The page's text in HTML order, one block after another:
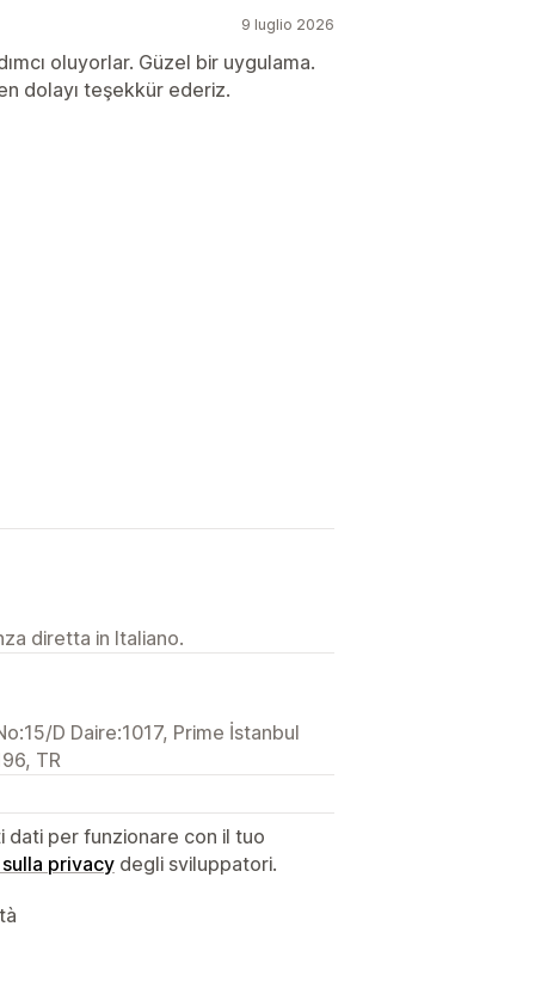
9 luglio 2026
oluyorlar. Güzel bir uygulama.
dolayı teşekkür ederiz.
diretta in Italiano.
D Daire:1017, Prime İstanbul
TR
per funzionare con il tuo
privacy degli sviluppatori.